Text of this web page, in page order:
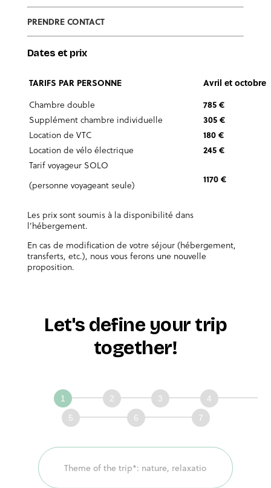
PRENDRE CONTACT
Dates et prix
TARIFS PAR PERSONNE
Avril et octobre
Chambre double
785 €
Supplément chambre individuelle
305 €
Location de VTC
180 €
Location de vélo électrique
245 €
Tarif voyageur SOLO
(personne voyageant seule)
1170 €
Les prix sont soumis à la disponibilité dans
l’hébergement.
En cas de modification de votre séjour (hébergement,
transferts, etc.), nous vous ferons une nouvelle
proposition.
Let's define your trip
together!
Définissons
ensemble
votre